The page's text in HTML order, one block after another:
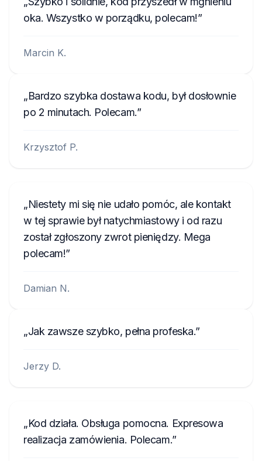
oka. Wszystko w porządku, polecam!
Marcin K.
Bardzo szybka dostawa kodu, był dosłownie
po 2 minutach. Polecam.
Krzysztof P.
Niestety mi się nie udało pomóc, ale kontakt
w tej sprawie był natychmiastowy i od razu
został zgłoszony zwrot pieniędzy. Mega
polecam!
Damian N.
Jak zawsze szybko, pełna profeska.
Jerzy D.
Kod działa. Obsługa pomocna. Expresowa
realizacja zamówienia. Polecam.